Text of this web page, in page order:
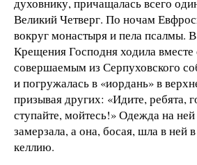
Великий Четверг. По ночам
вокруг монастыря и пела псалмы.
Крещения Господня ходила
совершаемым из Серпуховского
и погружалась в «иордань» в
призывая других: «Идите, ребята,
ступайте, мойтесь!» Одежда на
замерзала, а она, босая, шла в ней
келлию.